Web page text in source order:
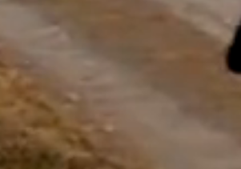
Fermer